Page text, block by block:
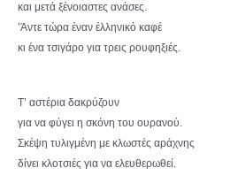
και μετά ξένοιαστες ανάσες.
’Άντε τώρα έναν έλληνικό καφέ
κι ένα τσιγάρο για τρεις ρουφηξιές.
Τ’ αστέρια δακρύζουν
για να φύγει η σκόνη του ουρανού.
Σκέψη τυλιγμένη με κλωστές αράχνης
δίνει κλοτσιές για να ελευθερωθεί.